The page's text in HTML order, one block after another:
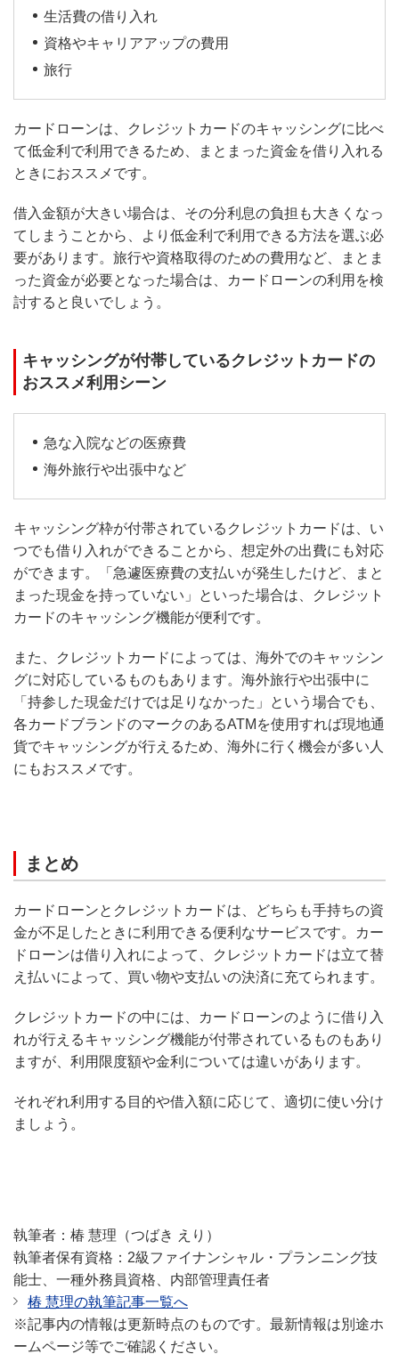
生活費の借り入れ
資格やキャリアアップの費用
旅行
カードローンは、クレジットカードのキャッシングに比べ
て低金利で利用できるため、まとまった資金を借り入れる
ときにおススメです。
借入金額が大きい場合は、その分利息の負担も大きくなっ
てしまうことから、より低金利で利用できる方法を選ぶ必
要があります。旅行や資格取得のための費用など、まとま
った資金が必要となった場合は、カードローンの利用を検
討すると良いでしょう。
キャッシングが付帯しているクレジットカードの
おススメ利用シーン
急な入院などの医療費
海外旅行や出張中など
キャッシング枠が付帯されているクレジットカードは、い
つでも借り入れができることから、想定外の出費にも対応
ができます。「急遽医療費の支払いが発生したけど、まと
まった現金を持っていない」といった場合は、クレジット
カードのキャッシング機能が便利です。
また、クレジットカードによっては、海外でのキャッシン
グに対応しているものもあります。海外旅行や出張中に
「持参した現金だけでは足りなかった」という場合でも、
各カードブランドのマークのあるATMを使用すれば現地通
貨でキャッシングが行えるため、海外に行く機会が多い人
にもおススメです。
まとめ
カードローンとクレジットカードは、どちらも手持ちの資
金が不足したときに利用できる便利なサービスです。カー
ドローンは借り入れによって、クレジットカードは立て替
え払いによって、買い物や支払いの決済に充てられます。
クレジットカードの中には、カードローンのように借り入
れが行えるキャッシング機能が付帯されているものもあり
ますが、利用限度額や金利については違いがあります。
それぞれ利用する目的や借入額に応じて、適切に使い分け
ましょう。
執筆者：椿 慧理（つばき えり）
執筆者保有資格：2級ファイナンシャル・プランニング技
能士、一種外務員資格、内部管理責任者
椿 慧理の執筆記事一覧へ
※記事内の情報は更新時点のものです。最新情報は別途ホ
ームページ等でご確認ください。